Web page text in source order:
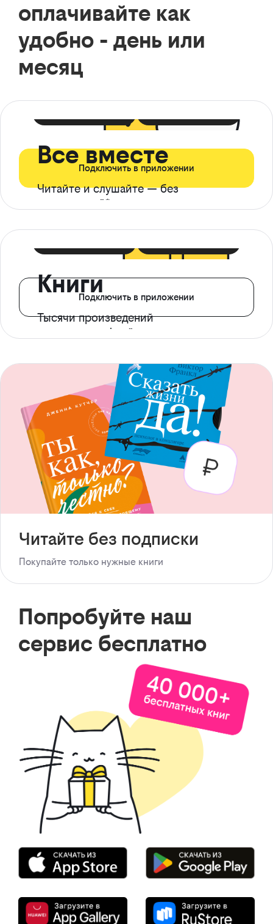
оплачивайте как
удобно - день или
месяц
Все вместе
Читайте и слушайте — без
ограничений*
Подключить в приложении
Книги
Тысячи произведений
с доступом офлайн
Подключить в приложении
Читайте без подписки
Покупайте только нужные книги
Попробуйте наш
сервис бесплатно